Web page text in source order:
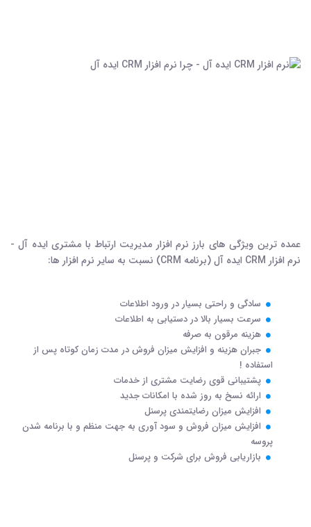
عمده ترین ویژگی های بارز نرم افزار مدیریت ارتباط با مشتری ایده آل -
نرم افزار CRM ایده آل (برنامه CRM) نسبت به سایر نرم افزار ها:
سادگی و راحتی بسیار در ورود اطلاعات
سرعت بسیار بالا در دستیابی به اطلاعات
هزینه مرقون به صرفه
جبران هزینه و افزایش میزان فروش در مدت زمان کوتاه پس از
استفاده !
پشتیبانی قوی رضایت مشتری از خدمات
ارائه نسخ به روز شده با امکانات جدید
افزایش میزان رضایتمندی پرسنل
افزایش میزان فروش و سود آوری به جهت منظم و با برنامه شدن
پروسه
بازاریابی فروش برای شرکت و پرسنل